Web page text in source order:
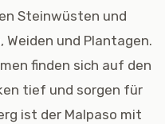
Steinwüsten und
und Plantagen.
finden sich auf den
tief und sorgen für
ist der Malpaso mit